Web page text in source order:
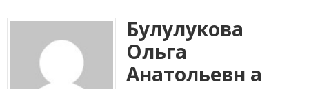
Булулукова
Ольга
Анатольевн а